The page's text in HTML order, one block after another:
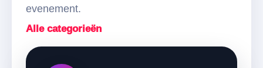
evenement.
Alle categorieën